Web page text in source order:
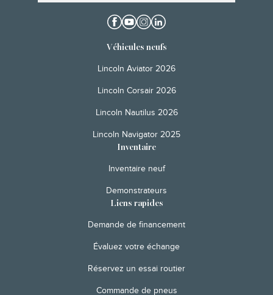
Véhicules neufs
Lincoln Aviator 2026
Lincoln Corsair 2026
Lincoln Nautilus 2026
Lincoln Navigator 2025
Inventaire
Inventaire neuf
Demonstrateurs
Liens rapides
Demande de financement
Évaluez votre échange
Réservez un essai routier
Commande de pneus